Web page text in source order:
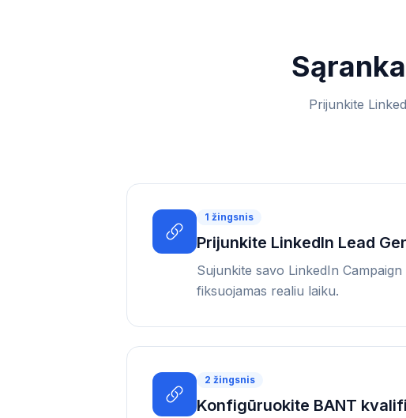
Prijunkite
1 žingsnis
Prijunkite LinkedIn Lead
Sujunkite savo LinkedIn
fiksuojamas realiu laiku.
2 žingsnis
Konfigūruokite BANT